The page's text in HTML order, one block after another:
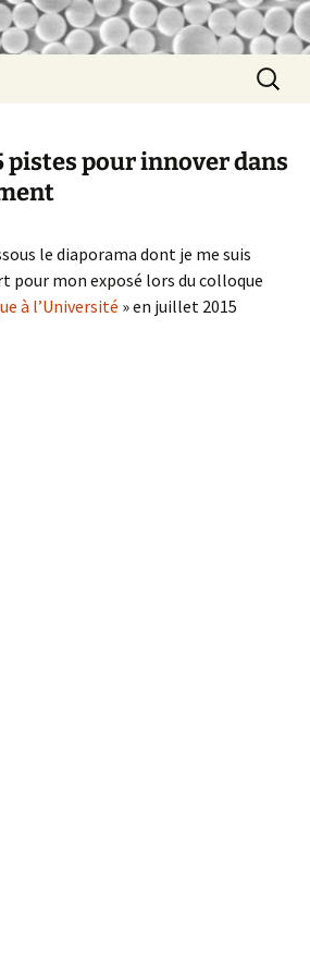
Guigui
pistes pour innover dans
le diaporama dont je me suis
pour mon exposé lors du colloque
à l’Université » en juillet 2015